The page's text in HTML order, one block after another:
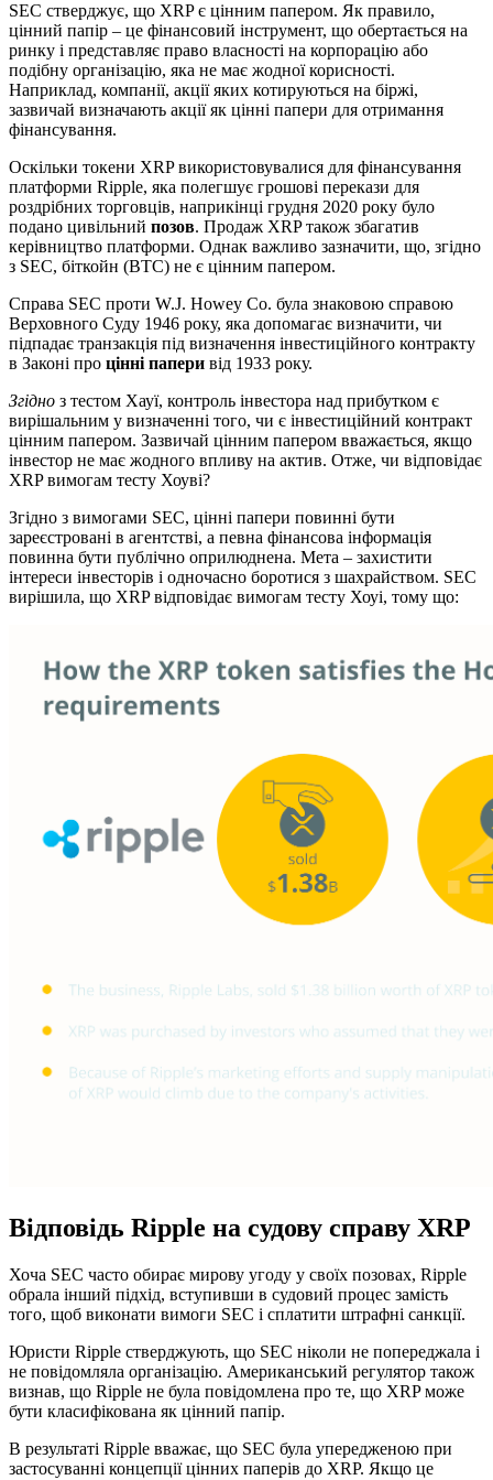
SEC стверджує, що XRP є цінним папером. Як правило,
цінний папір – це фінансовий інструмент, що обертається на
ринку і представляє право власності на корпорацію або
подібну організацію, яка не має жодної корисності.
Наприклад, компанії, акції яких котируються на біржі,
зазвичай визначають акції як цінні папери для отримання
фінансування.
Оскільки токени XRP використовувалися для фінансування
платформи Ripple, яка полегшує грошові перекази для
роздрібних торговців, наприкінці грудня 2020 року було
подано цивільний позов. Продаж XRP також збагатив
керівництво платформи. Однак важливо зазначити, що, згідно
з SEC, біткойн (BTC) не є цінним папером.
Справа SEC проти W.J. Howey Co. була знаковою справою
Верховного Суду 1946 року, яка допомагає визначити, чи
підпадає транзакція під визначення інвестиційного контракту
в Законі про цінні папери від 1933 року.
Згідно з тестом Хауї, контроль інвестора над прибутком є
вирішальним у визначенні того, чи є інвестиційний контракт
цінним папером. Зазвичай цінним папером вважається, якщо
інвестор не має жодного впливу на актив. Отже, чи відповідає
XRP вимогам тесту Хоуві?
Згідно з вимогами SEC, цінні папери повинні бути
зареєстровані в агентстві, а певна фінансова інформація
повинна бути публічно оприлюднена. Мета – захистити
інтереси інвесторів і одночасно боротися з шахрайством. SEC
вирішила, що XRP відповідає вимогам тесту Хоуі, тому що:
Відповідь Ripple на судову справу XRP
Хоча SEC часто обирає мирову угоду у своїх позовах, Ripple
обрала інший підхід, вступивши в судовий процес замість
того, щоб виконати вимоги SEC і сплатити штрафні санкції.
Юристи Ripple стверджують, що SEC ніколи не попереджала і
не повідомляла організацію. Американський регулятор також
визнав, що Ripple не була повідомлена про те, що XRP може
бути класифікована як цінний папір.
В результаті Ripple вважає, що SEC була упередженою при
застосуванні концепції цінних паперів до XRP. Якщо це